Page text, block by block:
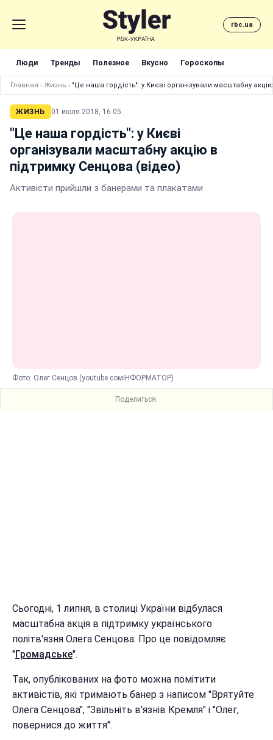
rbc.ua
Люди Тренды Полезное Вкусно Гороскопы
Главная › Жизнь › "Це наша гордість": у Києві організували масштабну
ЖИЗНЬ 01 июля 2018, 16:05
"Це наша гордість": у Києві
організували масштабну акцію в
підтримку Сенцова (відео)
Активісти прийшли з банерами та плакатами
Фото: Олег Сенцов (youtube.сомІНФОРМАТОР)
Поделиться:
Сьогодні, 1 липня, в столиці України відбулася
масштабна акція в підтримку українського
політв'язня Олега Сенцова. Про це повідомляє
"Громадське".
Так, опублікованих на фото можна помітити
активістів, які тримають банер з написом "Врятуйте
Олега Сенцова", "Звільніть в'язнів Кремля" і "Олег,
повернися до життя".